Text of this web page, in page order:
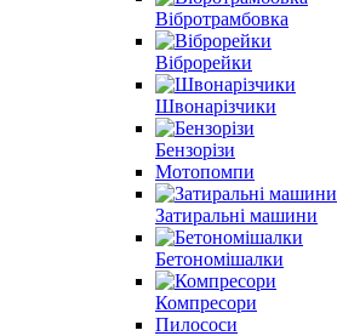
Вібротрамбовка
Віброрейки
Швонарізчики
Бензорізи
Мотопомпи
Затиральні машини
Бетономішалки
Компресори
Пилососи